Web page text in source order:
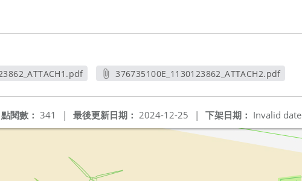
376735100E_1130123862_ATTACH2.pdf
下架日期： Invalid date
最後更新日期： 2024-12-25 |
點閱數： 341 |